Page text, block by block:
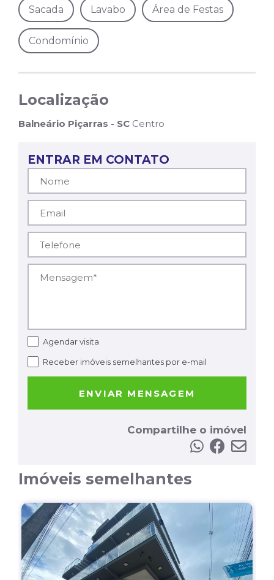
Sacada Lavabo Área de Festas
Condomínio
Localização
Balneário Piçarras - SC Centro
ENTRAR EM CONTATO
Agendar visita
Receber imóveis semelhantes por e-mail
ENVIAR MENSAGEM
Compartilhe o imóvel
Imóveis semelhantes